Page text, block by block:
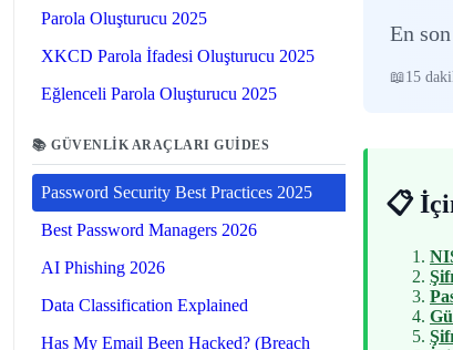
Parola Oluşturucu 2025
XKCD Parola İfadesi Oluşturucu 2025
Eğlenceli Parola Oluşturucu 2025
📚 GÜVENLIK ARAÇLARI GUIDES
Password Security Best Practices 2025
Best Password Managers 2026
AI Phishing 2026
Data Classification Explained
Has My Email Been Hacked? (Breach
En
15
📋